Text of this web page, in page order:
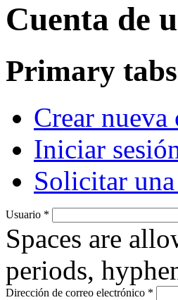
Cuenta de
Primary tabs
Crear nueva
Iniciar
Solicitar
Usuario *
Spaces are
periods,
Dirección de correo electrónico *